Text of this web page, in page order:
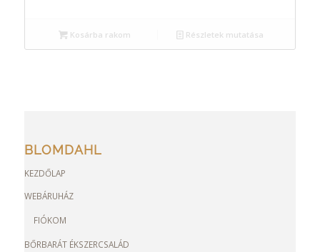
Kosárba rakom Részletek mutatása
BLOMDAHL
KEZDŐLAP
WEBÁRUHÁZ
FIÓKOM
BŐRBARÁT ÉKSZERCSALÁD